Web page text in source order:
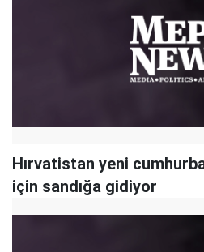
Hırvatistan yeni
için sandığa gidiyor